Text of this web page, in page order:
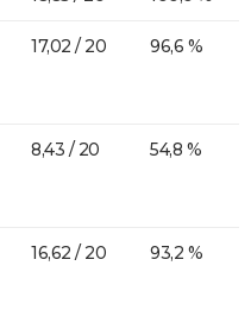
17,02 / 20 96,6 %
8,43 / 20 54,8 %
16,62 / 20 93,2 %